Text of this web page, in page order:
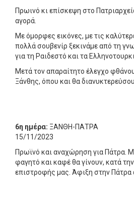
Πρωινό κι επίσκεψη στο
αγορά.
Με όμορφες εικόνες, με τις
πολλά σουβενίρ ξεκινάμε από τη
για τη Ραιδεστό και τα
Μετά τον απαραίτητο έλεγχο
Ξάνθης, όπου και θα
6η ημέρα: ΞΑΝΘΗ-ΠΑΤΡΑ
15/11/
Πρωϊνό και αναχώρηση για Πάτρα.
φαγητό και καφέ θα γίνουν, κατά
επιστροφής μας. Άφιξη στην Πάτρα